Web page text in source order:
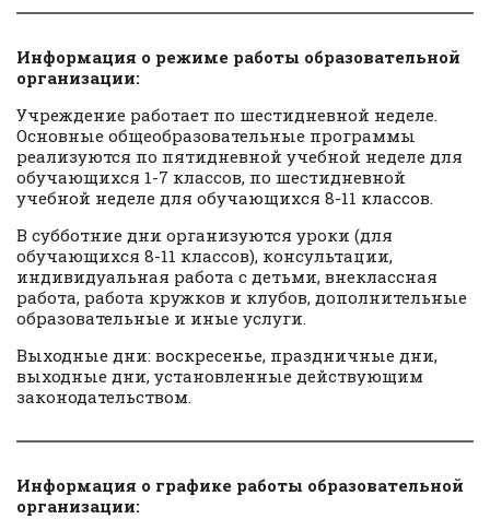
Информация о режиме работы образовательной
организации:
Учреждение работает по шестидневной неделе.
Основные общеобразовательные программы
реализуются по пятидневной учебной неделе для
обучающихся 1-7 классов, по шестидневной
учебной неделе для обучающихся 8-11 классов.
В субботние дни организуются уроки (для
обучающихся 8-11 классов), консультации,
индивидуальная работа с детьми, внеклассная
работа, работа кружков и клубов, дополнительные
образовательные и иные услуги.
Выходные дни: воскресенье, праздничные дни,
выходные дни, установленные действующим
законодательством.
Информация о графике работы образовательной
организации: